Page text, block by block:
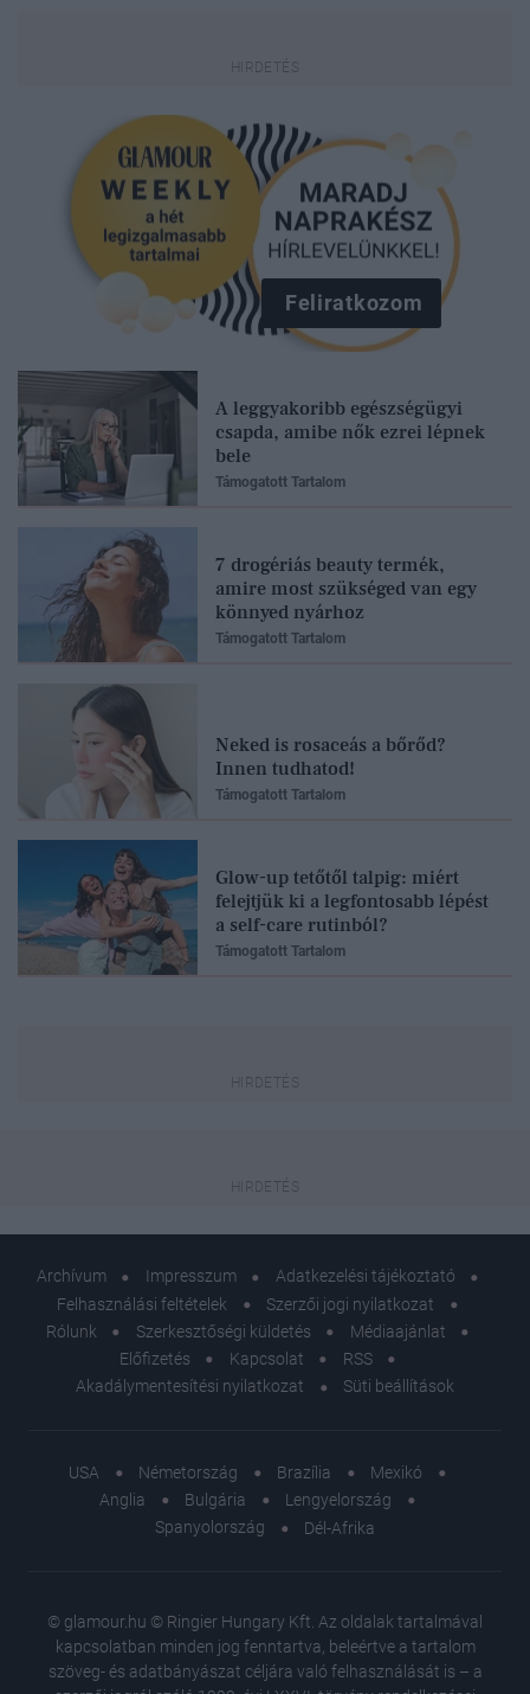
Feliratkozom
A leggyakoribb egészségügyi
csapda, amibe nők ezrei lépnek
bele
Támogatott Tartalom
7 drogériás beauty termék,
amire most szükséged van egy
könnyed nyárhoz
Támogatott Tartalom
Neked is rosaceás a bőrőd?
Innen tudhatod!
Támogatott Tartalom
Glow-up tetőtől talpig: miért
felejtjük ki a legfontosabb lépést
a self-care rutinból?
Támogatott Tartalom
Archívum Impresszum
Adatkezelési tájékoztató
Felhasználási feltételek
Szerzői jogi nyilatkozat
Rólunk
Szerkesztőségi küldetés
Médiaajánlat
Előfizetés
Kapcsolat
RSS
Akadálymentesítési nyilatkozat
Süti beállítások
USA Németország Brazília
Mexikó
Anglia
Bulgária
Lengyelország
Spanyolország
Dél-Afrika
© glamour.hu © Ringier Hungary Kft. Az oldalak tartalmával
kapcsolatban minden jog fenntartva, beleértve a tartalom
szöveg- és adatbányászat céljára való felhasználását is – a